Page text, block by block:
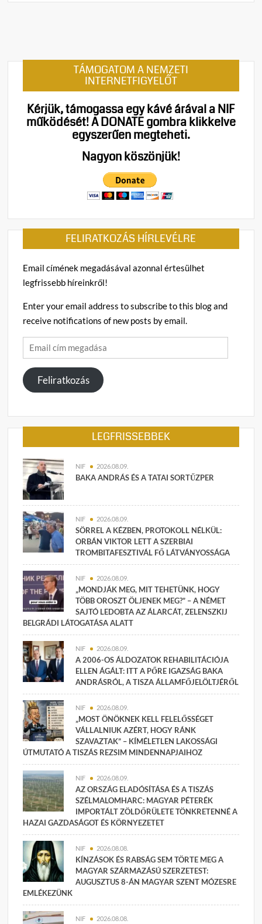
TÁMOGATOM A NEMZETI
INTERNETFIGYELŐT
Kérjük, támogassa egy kávé árával a NIF
működését!A DONATE gombra klikkelve
egyszerűen megteheti.
Nagyon köszönjük!
FELIRATKOZÁS HÍRLEVÉLRE
Email címének megadásával azonnal értesülhet
legfrissebb híreinkről!
Enter your email address to subscribe to this blog and
receive notifications of new posts by email.
Email
cím
megadása
Feliratkozás
LEGFRISSEBBEK
NIF 2026.08.09.
BAKA ANDRÁS ÉS A TATAI SORTŰZPER
NIF 2026.08.09.
SÖRREL A KÉZBEN, PROTOKOLL NÉLKÜL:
ORBÁN VIKTOR LETT A SZERBIAI
TROMBITAFESZTIVÁL FŐ LÁTVÁNYOSSÁGA
NIF 2026.08.09.
„MONDJÁK MEG, MIT TEHETÜNK, HOGY
TÖBB OROSZT ÖLJENEK MEG?” – A NÉMET
SAJTÓ LEDOBTA AZ ÁLARCÁT, ZELENSZKIJ
BELGRÁDI LÁTOGATÁSA ALATT
NIF 2026.08.09.
A 2006-OS ÁLDOZATOK REHABILITÁCIÓJA
ELLEN ÁGÁLT: ITT A PŐRE IGAZSÁG BAKA
ANDRÁSRÓL, A TISZA ÁLLAMFŐJELÖLTJÉRŐL
NIF 2026.08.09.
„MOST ÖNÖKNEK KELL FELELŐSSÉGET
VÁLLALNIUK AZÉRT, HOGY RÁNK
SZAVAZTAK” – KÍMÉLETLEN LAKOSSÁGI
ÚTMUTATÓ A TISZÁS REZSIM MINDENNAPJAIHOZ
NIF 2026.08.09.
AZ ORSZÁG ELADÓSÍTÁSA ÉS A TISZÁS
SZÉLMALOMHARC: MAGYAR PÉTERÉK
IMPORTÁLT ZÖLDŐRÜLETE TÖNKRETENNÉ A
HAZAI GAZDASÁGOT ÉS KÖRNYEZETET
NIF 2026.08.08.
KÍNZÁSOK ÉS RABSÁG SEM TÖRTE MEG A
MAGYAR SZÁRMAZÁSÚ SZERZETEST:
AUGUSZTUS 8-ÁN MAGYAR SZENT MÓZESRE
EMLÉKEZÜNK
NIF 2026.08.08.